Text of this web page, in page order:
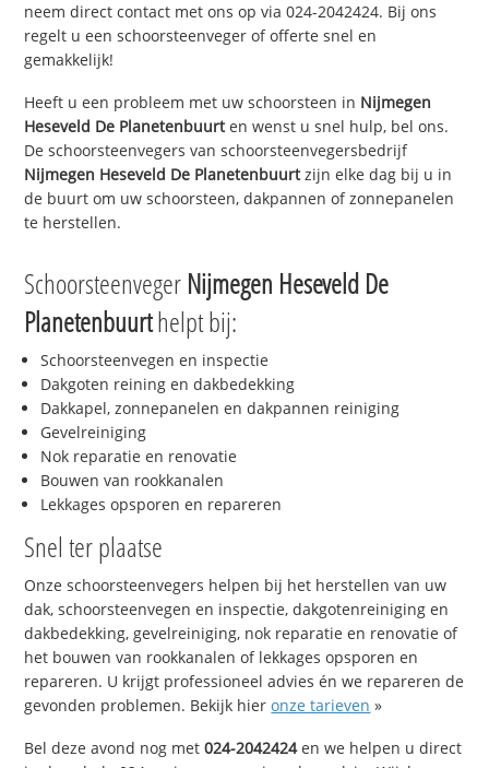
neem direct contact met ons op via 024-2042424. Bij ons
regelt u een schoorsteenveger of offerte snel en
gemakkelijk!
Heeft u een probleem met uw schoorsteen in Nijmegen
Heseveld De Planetenbuurten wenst u snel hulp, bel ons.
De schoorsteenvegers van schoorsteenvegersbedrijf
Nijmegen Heseveld De Planetenbuurtzijn elke dag bij u in
de buurt om uw schoorsteen, dakpannen of zonnepanelen
te herstellen.
Schoorsteenveger Nijmegen Heseveld De
Planetenbuurthelpt bij:
Schoorsteenvegen en inspectie
Dakgoten reining en dakbedekking
Dakkapel, zonnepanelen en dakpannen reiniging
Gevelreiniging
Nok reparatie en renovatie
Bouwen van rookkanalen
Lekkages opsporen en repareren
Snel ter plaatse
Onze schoorsteenvegers helpen bij het herstellen van uw
dak, schoorsteenvegen en inspectie, dakgotenreiniging en
dakbedekking, gevelreiniging, nok reparatie en renovatie of
het bouwen van rookkanalen of lekkages opsporen en
repareren. U krijgt professioneel advies én we repareren de
gevonden problemen. Bekijk hieronze tarieven »
Bel deze avond nog met024-2042424en we helpen u direct